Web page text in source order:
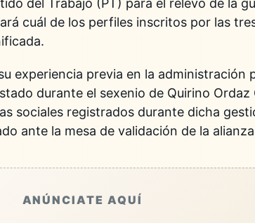
del Trabajo (PT) para el relevo de la
cuál de los perfiles inscritos por las
experiencia previa en la administración
durante el sexenio de Quirino Ordaz
sociales registrados durante dicha
ante la mesa de validación de la
ANÚNCIATE AQUÍ